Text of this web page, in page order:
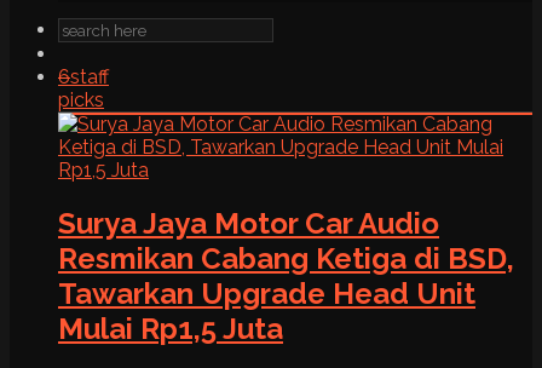
6staff
picks
Surya Jaya Motor Car Audio
Resmikan Cabang Ketiga di BSD,
Tawarkan Upgrade Head Unit
Mulai Rp1,5 Juta